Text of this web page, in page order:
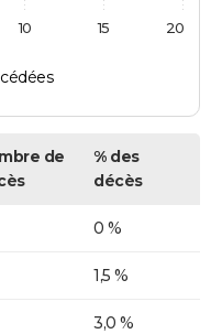
10 15 20
de
% des
décès
0 %
1,5 %
3,0 %